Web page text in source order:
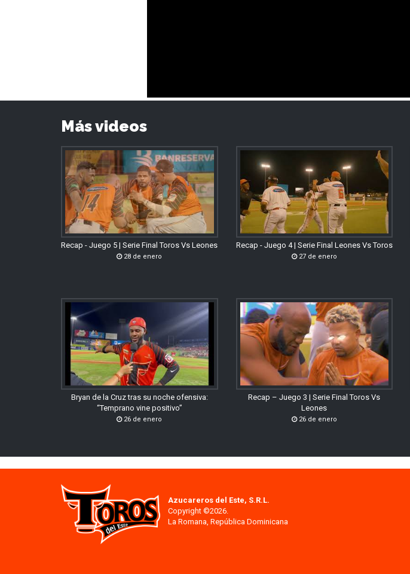
Más videos
Recap - Juego 5 | Serie Final Toros Vs Leones
28 de enero
Recap - Juego 4 | Serie Final Leones Vs Toros
27 de enero
Bryan de la Cruz tras su noche ofensiva:
“Temprano vine positivo”
26 de enero
Recap – Juego 3 | Serie Final Toros Vs
Leones
26 de enero
Azucareros del Este, S.R.L.
Copyright ©2026.
La Romana, República Dominicana